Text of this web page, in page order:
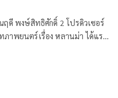
ฤดี พงษ์สิทธิศักดิ์ 2 โปรดิวเซอร์
ภาพยนตร์เรื่อง หลานม่า ได้แรง